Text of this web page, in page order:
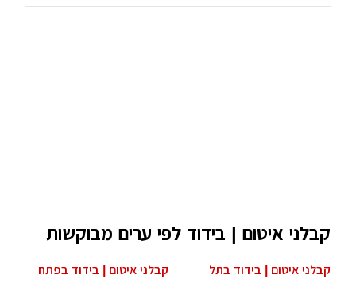
קבלני איטום | בידוד לפי ערים מבוקשות
קבלני איטום | בידוד בתל
קבלני איטום | בידוד בפתח